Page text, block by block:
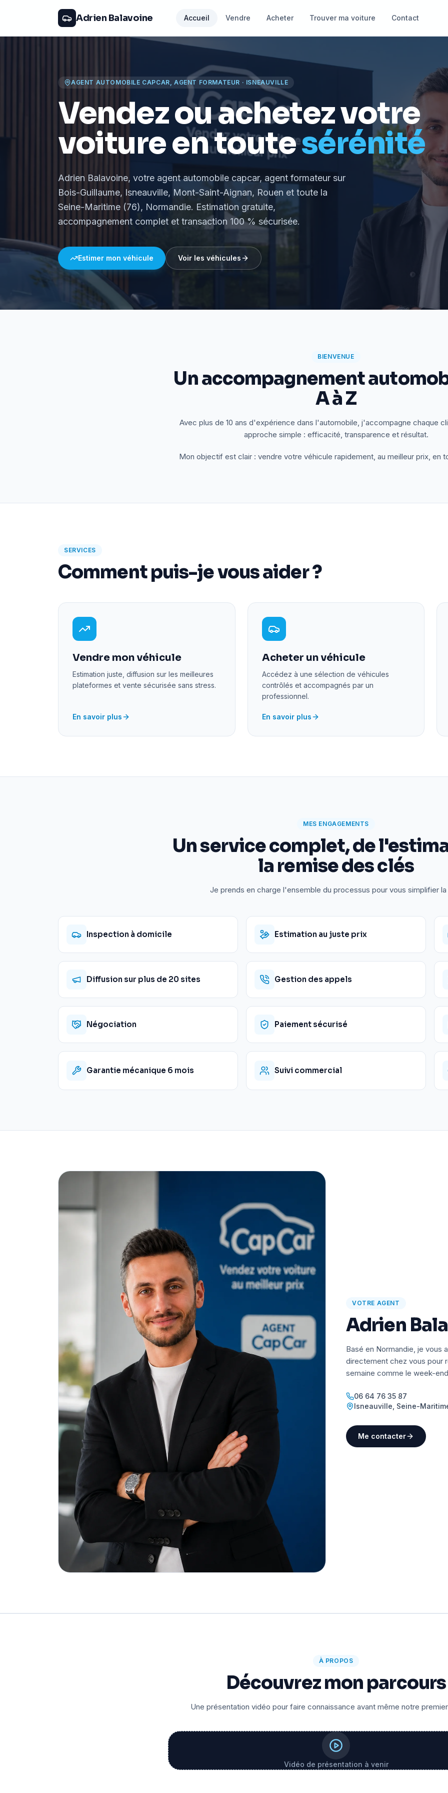
Adrien Balavoine Accueil Vendre Acheter Trouver ma voiture Contact
AGENT AUTOMOBILE CAPCAR, AGENT FORMATEUR · ISNEAUVILLE
Vendez ou achetez votre
voiture en toutesérénité
Adrien Balavoine, votre agent automobile capcar, agent formateur sur
Bois-Guillaume, Isneauville, Mont-Saint-Aignan, Rouen et toute la
Seine-Maritime (76), Normandie. Estimation gratuite,
accompagnement complet et transaction 100 % sécurisée.
Estimer mon véhicule Voir les véhicules
BIENVENUE
Un accompagnement
A à Z
Avec plus de 10 ans d'expérience dans l'automobile, j'accompagne chaque
approche simple : efficacité, transparence et résultat.
Mon objectif est clair : vendre votre véhicule rapidement, au meilleur prix, en
SERVICES
Comment puis-je vous aider ?
Vendre mon véhicule
Estimation juste, diffusion sur les meilleures
plateformes et vente sécurisée sans stress.
En savoir plus
Acheter un véhicule
Accédez à une sélection de véhicules
contrôlés et accompagnés par un
professionnel.
En savoir plus
MES ENGAGEMENTS
Un service complet, de
la remise des clés
Je prends en charge l'ensemble du processus pour vous simplifier la
Inspection à domicile Estimation au juste prix
Diffusion sur plus de 20 sites Gestion des appels
Négociation Paiement sécurisé
Garantie mécanique 6 mois Suivi commercial
VOTRE AGENT
Adrien
Basé en Normandie, je vous
directement chez vous pour
semaine comme le week-
06 64 76 35 87
Isneauville Seine-
Me contacter
À PROPOS
Découvrez mon parcours
Une présentation vidéo pour faire connaissance avant même notre
Vidéo de présentation à venir